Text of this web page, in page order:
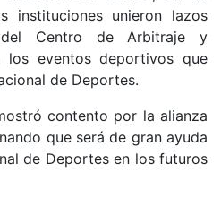
instituciones unieron lazos
Centro de Arbitraje y
los eventos deportivos que
de Deportes.
contento por la alianza
que será de gran ayuda
de Deportes en los futuros